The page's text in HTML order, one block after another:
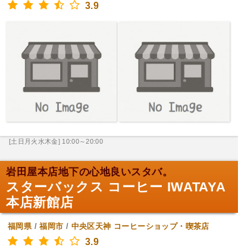
3.9
[土日月火水木金] 10:00～20:00
岩田屋本店地下の心地良いスタバ。
スターバックス コーヒー IWATAYA
本店新館店
福岡県/福岡市 / 中央区天神 コーヒーショップ・喫茶店
3.9